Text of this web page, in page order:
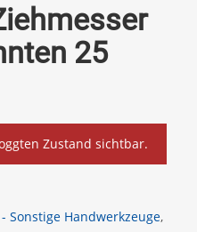
25
Zustand sichtbar.
- Sonstige Handwerkzeuge,